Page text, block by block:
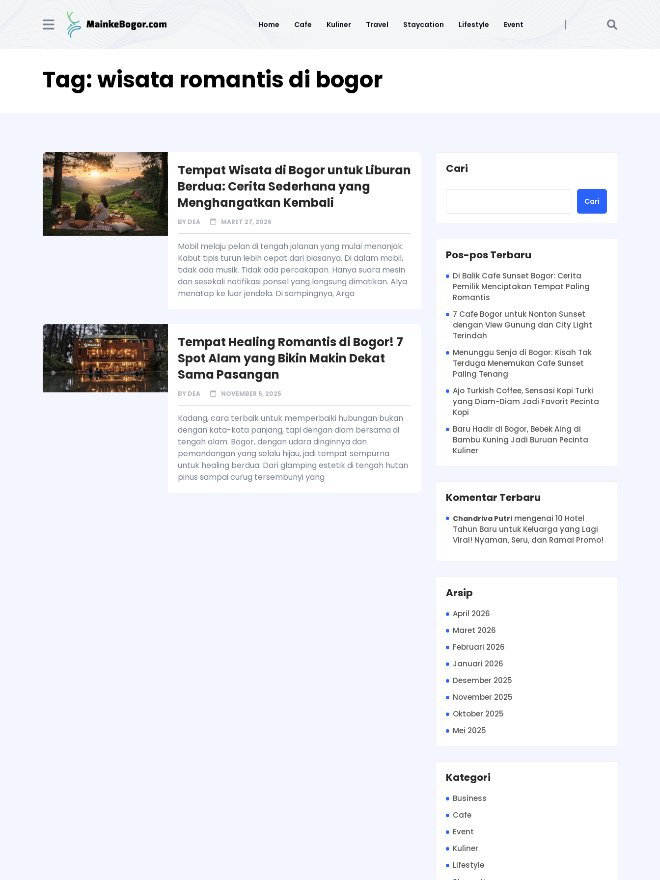
Home Cafe Kuliner Travel Staycation Lifestyle Event
Tag:wisata romantis di bogor
Tempat Wisata di Bogor untuk Liburan
Berdua: Cerita Sederhana yang
Menghangatkan Kembali
BY DEA MARET 27, 2026
Mobil melaju pelan di tengah jalanan yang mulai menanjak.
Kabut tipis turun lebih cepat dari biasanya. Di dalam mobil,
tidak ada musik. Tidak ada percakapan. Hanya suara mesin
dan sesekali notifikasi ponsel yang langsung dimatikan. Alya
menatap ke luar jendela. Di sampingnya, Arga
Tempat Healing Romantis di Bogor! 7
Spot Alam yang Bikin Makin Dekat
Sama Pasangan
BY DEA NOVEMBER 5, 2025
Kadang, cara terbaik untuk memperbaiki hubungan bukan
dengan kata-kata panjang, tapi dengan diam bersama di
tengah alam. Bogor, dengan udara dinginnya dan
pemandangan yang selalu hijau, jadi tempat sempurna
untuk healing berdua. Dari glamping estetik di tengah hutan
pinus sampai curug tersembunyi yang
Cari
Cari
Pos-pos Terbaru
Di Balik Cafe Sunset Bogor: Cerita
Pemilik Menciptakan Tempat Paling
Romantis
7 Cafe Bogor untuk Nonton Sunset
dengan View Gunung dan City Light
Terindah
Menunggu Senja di Bogor: Kisah Tak
Terduga Menemukan Cafe Sunset
Paling Tenang
Ajo Turkish Coffee, Sensasi Kopi Turki
yang Diam-Diam Jadi Favorit Pecinta
Kopi
Baru Hadir di Bogor, Bebek Aing di
Bambu Kuning Jadi Buruan Pecinta
Kuliner
Komentar Terbaru
Chandriva Putri mengenai 10 Hotel
Tahun Baru untuk Keluarga yang Lagi
Viral! Nyaman, Seru, dan Ramai Promo!
Arsip
April 2026
Maret 2026
Februari 2026
Januari 2026
Desember 2025
November 2025
Oktober 2025
Mei 2025
Kategori
Business
Cafe
Event
Kuliner
Lifestyle